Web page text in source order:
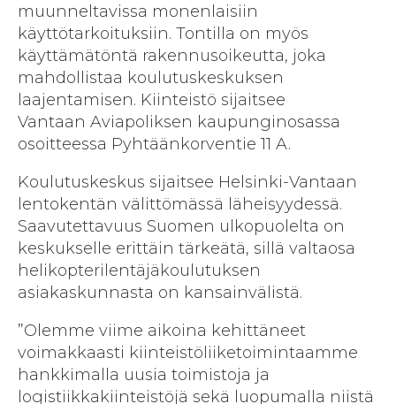
muunneltavissa monenlaisiin
käyttötarkoituksiin. Tontilla on myös
käyttämätöntä rakennusoikeutta, joka
mahdollistaa koulutuskeskuksen
laajentamisen. Kiinteistö sijaitsee
Vantaan Aviapoliksen kaupunginosassa
osoitteessa Pyhtäänkorventie 11 A.
Koulutuskeskus sijaitsee Helsinki-Vantaan
lentokentän välittömässä läheisyydessä.
Saavutettavuus Suomen ulkopuolelta on
keskukselle erittäin tärkeätä, sillä valtaosa
helikopterilentäjäkoulutuksen
asiakaskunnasta on kansainvälistä.
”Olemme viime aikoina kehittäneet
voimakkaasti kiinteistöliiketoimintaamme
hankkimalla uusia toimistoja ja
logistiikkakiinteistöjä sekä luopumalla niistä